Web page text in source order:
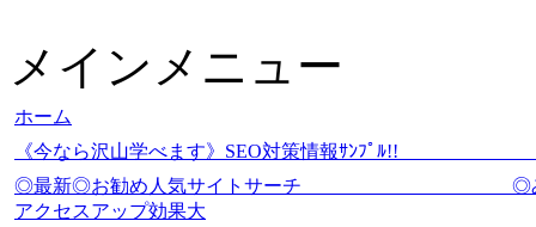
メインメニュー
ホーム
《今なら沢山学べます》SEO対策情報ｻﾝﾌ
◎最新◎お勧め人気サイトサ
アクセスアップ効果大